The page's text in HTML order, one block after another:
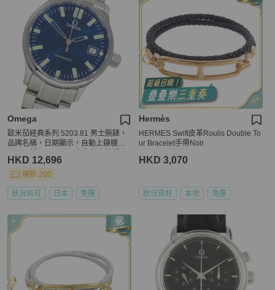
Omega
歐米茄經典系列 5203.81 男士腕錶，
品牌名稱，日期顯示，自動上鍊機
HKD 12,696
現折 200
狀況尚可 日本 免運
Hermès
HERMES Swift皮革Roulis Double To
ur Bracelet手帶Noir
HKD 3,070
狀況良好 本地 免運